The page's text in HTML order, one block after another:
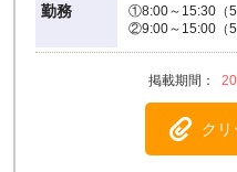
勤務
①8:00～15:30（
②9:00～15:00（
クリ